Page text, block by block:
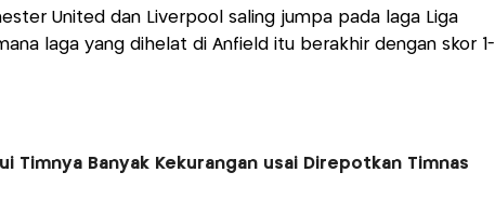
United dan Liverpool saling jumpa pada laga Liga
laga yang dihelat di Anfield itu berakhir dengan skor 1-
Timnya Banyak Kekurangan usai Direpotkan Timnas